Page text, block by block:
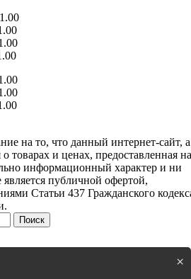
на то, что данный интернет-сайт, а
товарах и ценах, предоставленная на
информационный характер и ни
публичной офертой,
Статьи 437 Гражданского
Поиск
×